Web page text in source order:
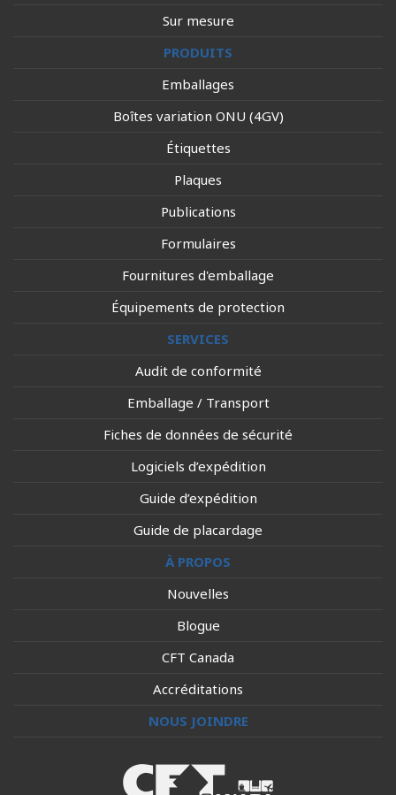
Sur mesure
PRODUITS
Emballages
Boîtes variation ONU (4GV)
Étiquettes
Plaques
Publications
Formulaires
Fournitures d'emballage
Équipements de protection
SERVICES
Audit de conformité
Emballage / Transport
Fiches de données de sécurité
Logiciels d’expédition
Guide d’expédition
Guide de placardage
À PROPOS
Nouvelles
Blogue
CFT Canada
Accréditations
NOUS JOINDRE